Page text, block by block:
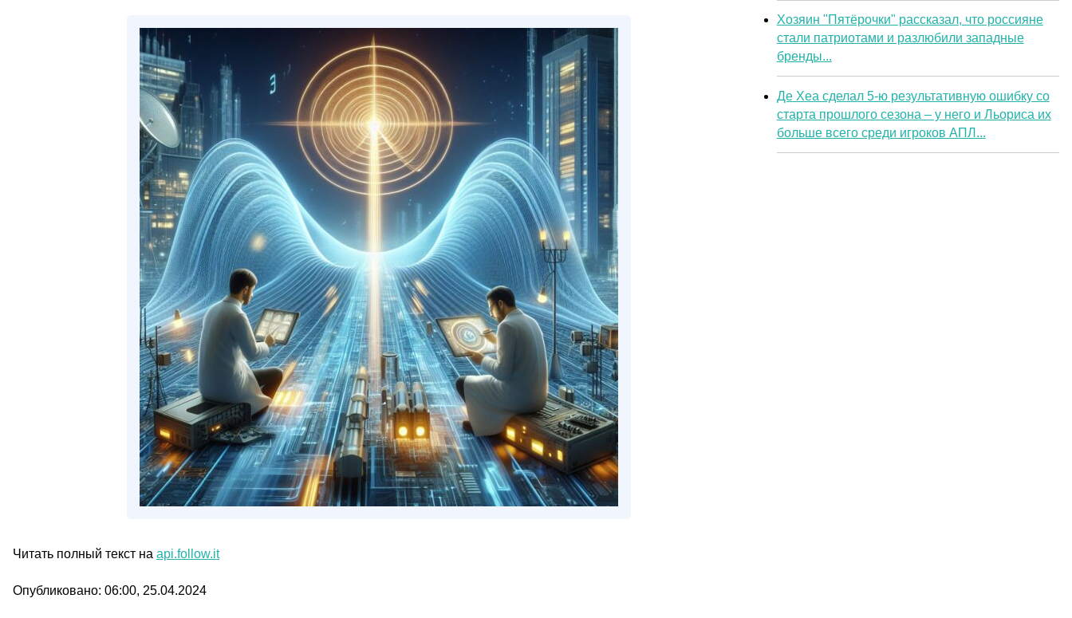
Читать полный текст на api.follow.it
Опубликовано: 06:00, 25.04.2024
Хозяин "Пятёрочки" рассказал, что россияне
стали патриотами и разлюбили западные
бренды...
Де Хеа сделал 5-ю результативную ошибку со
старта прошлого сезона – у него и Льориса их
больше всего среди игроков АПЛ...